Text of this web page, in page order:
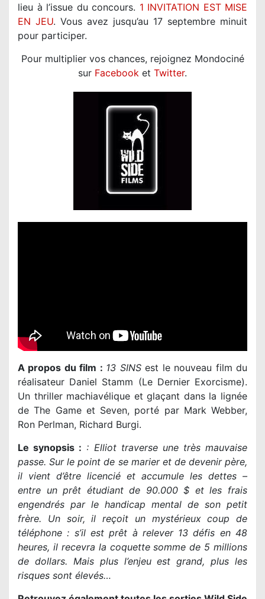
lieu à l’issue du concours. 1 INVITATION EST MISE
EN JEU. Vous avez jusqu’au 17 septembre minuit
pour participer.
Pour multiplier vos chances, rejoignez Mondociné
sur Facebook et Twitter.
A propos du film : 13 SINSest le nouveau film du
réalisateur Daniel Stamm (Le Dernier Exorcisme).
Un thriller machiavélique et glaçant dans la lignée
de The Game et Seven, porté par Mark Webber,
Ron Perlman, Richard Burgi.
Le synopsis : : Elliot traverse une très mauvaise
passe. Sur le point de se marier et de devenir père,
il vient d’être licencié et accumule les dettes –
entre un prêt étudiant de 90.000 $ et les frais
engendrés par le handicap mental de son petit
frère. Un soir, il reçoit un mystérieux coup de
téléphone : s’il est prêt à relever 13 défis en 48
heures, il recevra la coquette somme de 5 millions
de dollars. Mais plus l’enjeu est grand, plus les
risques sont élevés…